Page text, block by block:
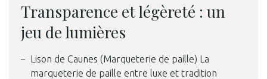
Transparence et légèreté : un
jeu de lumières
Lison de Caunes (Marqueterie de paille) La
marqueterie de paille entre luxe et tradition